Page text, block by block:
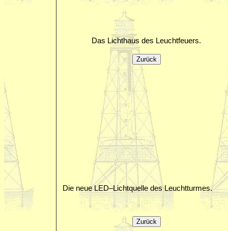
Das Lichthaus des Leuchtfeuers.
Die neue LED–Lichtquelle des Leuchtturmes.